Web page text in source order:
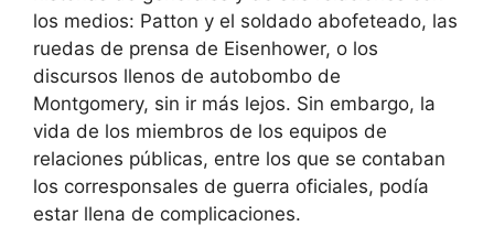
los medios: Patton y el soldado abofeteado, las
ruedas de prensa de Eisenhower, o los
discursos llenos de autobombo de
Montgomery, sin ir más lejos. Sin embargo, la
vida de los miembros de los equipos de
relaciones públicas, entre los que se contaban
los corresponsales de guerra oficiales, podía
estar llena de complicaciones.